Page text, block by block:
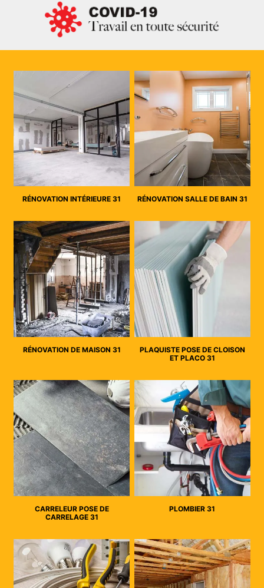
RÉNOVATION INTÉRIEURE 31 RÉNOVATION SALLE DE BAIN 31
RÉNOVATION DE MAISON 31
PLAQUISTE POSE DE CLOISON
ET PLACO 31
CARRELEUR POSE DE
CARRELAGE 31
PLOMBIER 31